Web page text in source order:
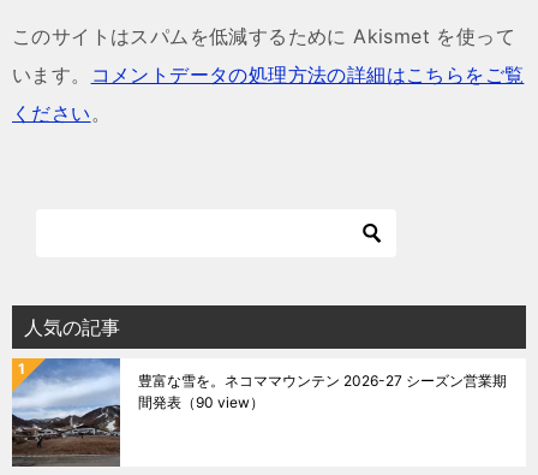
このサイトはスパムを低減するために Akismet を使って
います。
コメントデータの処理方法の詳細はこちらをご覧
ください。
人気の記事
豊富な雪を。ネコママウンテン 2026-27 シーズン営業期
間発表 （90 view）